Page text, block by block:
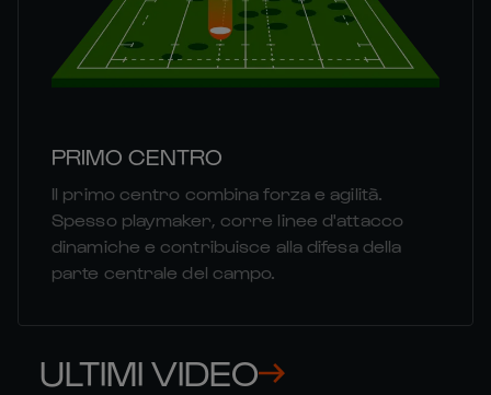
PRIMO CENTRO
Il primo centro combina forza e agilità.
Spesso playmaker, corre linee d'attacco
dinamiche e contribuisce alla difesa della
parte centrale del campo.
ULTIMI VIDEO